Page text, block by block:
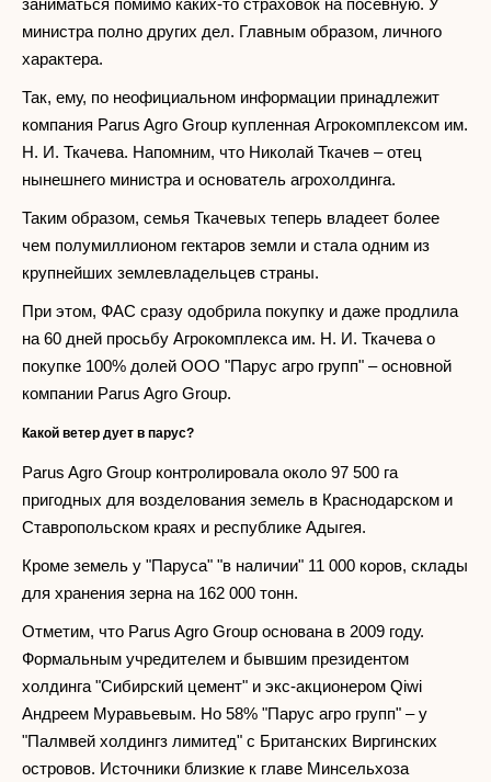
заниматься помимо каких-то страховок на посевную. У
министра полно других дел. Главным образом, личного
характера.
Так, ему, по неофициальном информации принадлежит
компания Parus Agro Group купленная Агрокомплексом им.
Н. И. Ткачева. Напомним, что Николай Ткачев – отец
нынешнего министра и основатель агрохолдинга.
Таким образом, семья Ткачевых теперь владеет более
чем полумиллионом гектаров земли и стала одним из
крупнейших землевладельцев страны.
При этом, ФАС сразу одобрила покупку и даже продлила
на 60 дней просьбу Агрокомплекса им. Н. И. Ткачева о
покупке 100% долей ООО "Парус агро групп" – основной
компании Parus Agro Group.
Какой ветер дует в парус?
Parus Agro Group контролировала около 97 500 га
пригодных для возделования земель в Краснодарском и
Ставропольском краях и республике Адыгея.
Кроме земель у "Паруса" "в наличии" 11 000 коров, склады
для хранения зерна на 162 000 тонн.
Отметим, что Parus Agro Group основана в 2009 году.
Формальным учредителем и бывшим президентом
холдинга "Сибирский цемент" и экс-акционером Qiwi
Андреем Муравьевым. Но 58% "Парус агро групп" – у
"Палмвей холдингз лимитед" с Британских Виргинских
островов. Источники близкие к главе Минсельхоза